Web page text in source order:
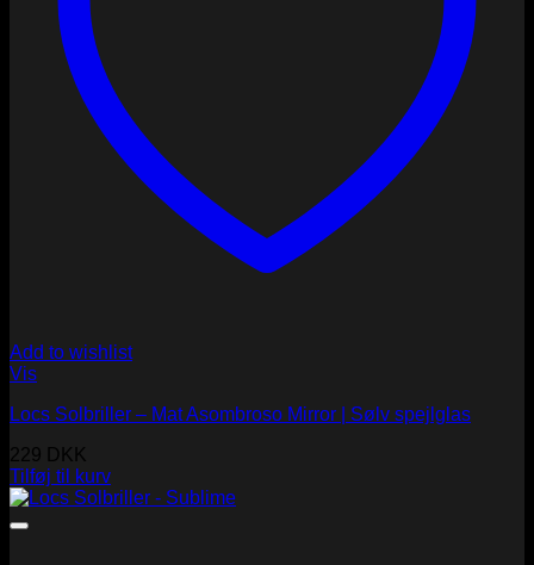
Add to wishlist
Vis
Locs Solbriller – Mat Asombroso Mirror | Sølv spejlglas
229 DKK
Tilføj til kurv